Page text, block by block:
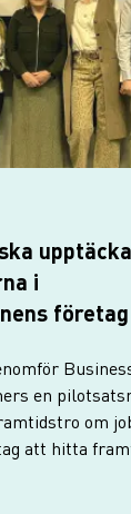
upptäcka
i
företag
en
om
att hitta